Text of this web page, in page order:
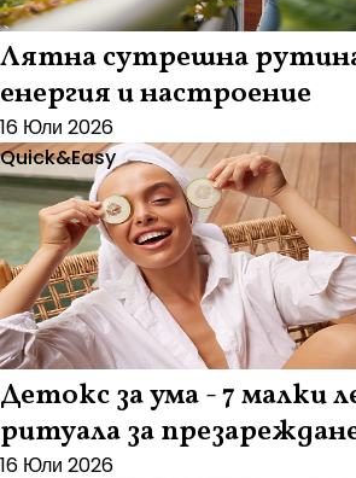
Лятна сутрешна рутина
енергия и настроение
16 Юли 2026
Quick&Easy
Детокс за ума - 7 малки
ритуала за
16 Юли 2026